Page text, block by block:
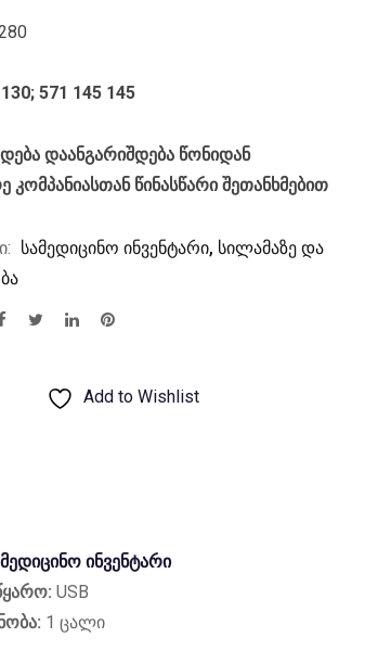
571 145 145
დაანგარიშდება წონიდან
კომპანიასთან წინასწარი შეთანხმებით
სამედიცინო ინვენტარი, სილამაზე და
Add to Wishlist
ინვენტარი
USB
1 ცალი